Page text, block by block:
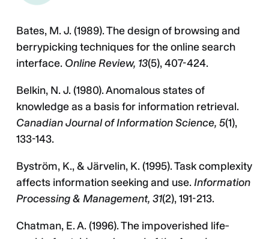
Bates, M. J. (1989). The design of browsing and
berrypicking techniques for the online search
interface. Online Review, 13(5), 407-424.
Belkin, N. J. (1980). Anomalous states of
knowledge as a basis for information retrieval.
Canadian Journal of Information Science, 5(1),
133-143.
Byström, K., & Järvelin, K. (1995). Task complexity
affects information seeking and use.Information
Processing & Management, 31(2), 191-213.
Chatman, E. A. (1996). The impoverished life‐